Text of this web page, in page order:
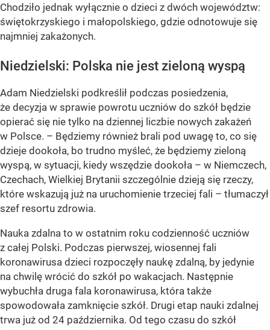
Chodziło jednak wyłącznie o dzieci z dwóch województw:
świętokrzyskiego i małopolskiego, gdzie odnotowuje się
najmniej zakażonych.
Niedzielski: Polska nie jest zieloną wyspą
Adam Niedzielski podkreślił podczas posiedzenia,
że decyzja w sprawie powrotu uczniów do szkół będzie
opierać się nie tylko na dziennej liczbie nowych zakażeń
w Polsce. – Będziemy również brali pod uwagę to, co się
dzieje dookoła, bo trudno myśleć, że będziemy zieloną
wyspą, w sytuacji, kiedy wszędzie dookoła – w Niemczech,
Czechach, Wielkiej Brytanii szczególnie dzieją się rzeczy,
które wskazują już na uruchomienie trzeciej fali – tłumaczył
szef resortu zdrowia.
Nauka zdalna to w ostatnim roku codzienność uczniów
z całej Polski. Podczas pierwszej, wiosennej fali
koronawirusa dzieci rozpoczęły naukę zdalną, by jedynie
na chwilę wrócić do szkół po wakacjach. Następnie
wybuchła druga fala koronawirusa, która także
spowodowała zamknięcie szkół. Drugi etap nauki zdalnej
trwa już od 24 października. Od tego czasu do szkół